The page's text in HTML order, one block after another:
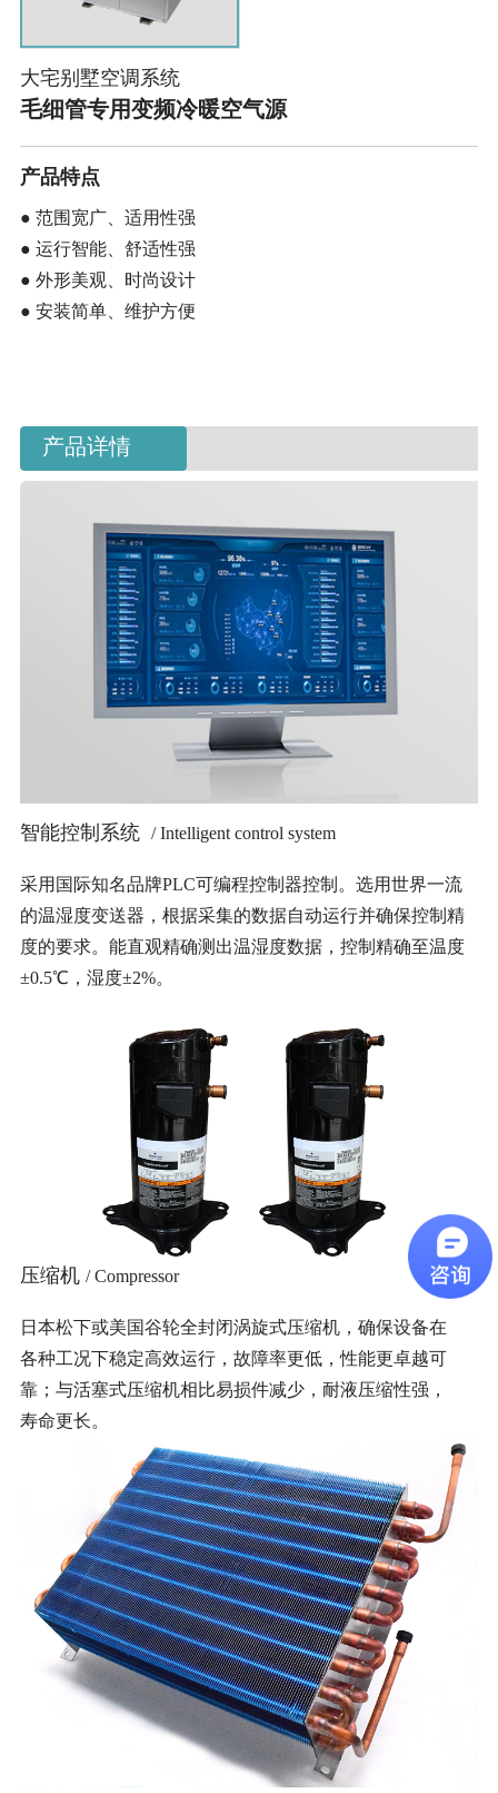
大宅别墅空调系统
毛细管专用变频冷暖空气源
产品特点
● 范围宽广、适用性强
● 运行智能、舒适性强
● 外形美观、时尚设计
● 安装简单、维护方便
产品详情
智能控制系统 / Intelligent control system
采用国际知名品牌PLC可编程控制器控制。选用世界一流
的温湿度变送器，根据采集的数据自动运行并确保控制精
度的要求。能直观精确测出温湿度数据，控制精确至温度
±0.5℃，湿度±2%。
压缩机 / Compressor
日本松下或美国谷轮全封闭涡旋式压缩机，确保设备在
各种工况下稳定高效运行，故障率更低，性能更卓越可
靠；与活塞式压缩机相比易损件减少，耐液压缩性强，
寿命更长。